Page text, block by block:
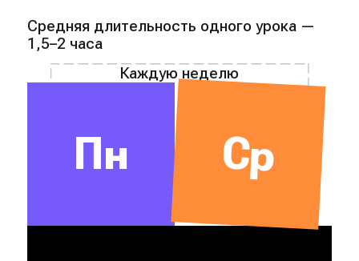
Средняя длительность одного урока —
1,5–2 часа
Каждую неделю
Пн Ср